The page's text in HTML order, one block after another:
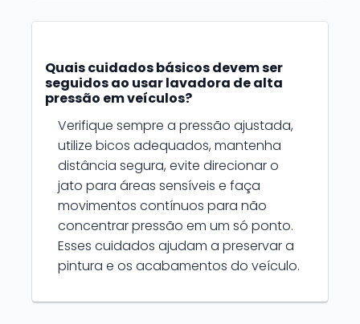
Quais cuidados básicos devem ser
seguidos ao usar lavadora de alta
pressão em veículos?
Verifique sempre a pressão ajustada,
utilize bicos adequados, mantenha
distância segura, evite direcionar o
jato para áreas sensíveis e faça
movimentos contínuos para não
concentrar pressão em um só ponto.
Esses cuidados ajudam a preservar a
pintura e os acabamentos do veículo.